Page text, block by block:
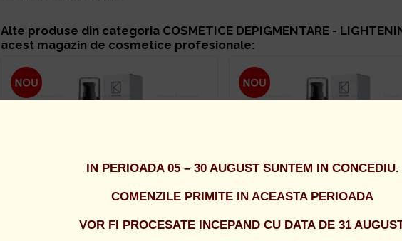
Alte produse din categoria COSMETICE DEPIGMENTARE -
acest magazin de cosmetice profesionale:
Dr. Kadir - LIGHTENING KIT - ALPHA
Dr. Kadir - LIGHTENING KIT -
IN PERIOADA 05 – 30 AUGUST SUNTEM IN CONCEDIU.
COMENZILE PRIMITE IN ACEASTA PERIOADA
VOR FI PROCESATE INCEPAND CU DATA DE 31